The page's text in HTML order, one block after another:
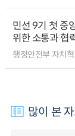
민선 9기 첫 중
위한 소통과 협
행정안전부 자치
많이 본